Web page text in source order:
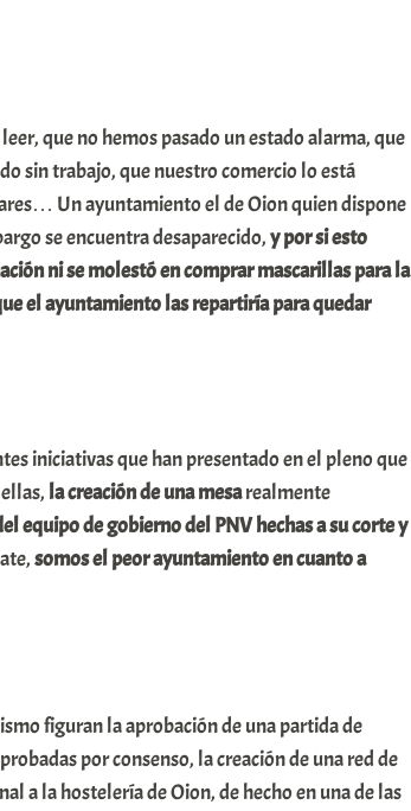
que no hemos pasado un estado alarma, que
sin trabajo, que nuestro comercio lo está
Un ayuntamiento el de Oion quien dispone
se encuentra desaparecido,y por si esto
ni se molestó en comprar mascarillas para la
el ayuntamiento las repartiría para quedar
iniciativas que han presentado en el pleno que
la creación de una mesarealmente
equipo de gobierno del PNV hechas a su corte y
somos el peor ayuntamiento en cuanto a
figuran la aprobación de una partida de
por consenso, la creación de una red de
a la hostelería de Oion, de hecho en una de las